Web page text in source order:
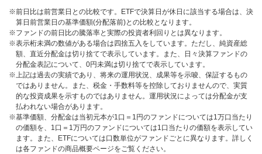
※前日比は前営業日との比較です。ETFで決算日が休日に該当する場合は、決
算日前営業日の基準価額(分配落前)との比較となります。
※ファンドの前日比の騰落率と実際の投資者利回りとは異なります。
※表示桁未満の数値がある場合は四捨五入をしています。ただし、純資産総
額、直近分配金は切り捨てで表示しています。また、日々決算ファンドの
分配金表記について、0円未満は切り捨てで表示しています。
※上記は過去の実績であり、将来の運用状況、成果等を示唆、保証するもの
ではありません。また、税金・手数料等を控除しておりませんので、実質
的な投資成果を示すものではありません。運用状況によっては分配金が支
払われない場合があります。
※基準価額、分配金は当初元本が1口＝1円のファンドについては1万口当たり
の価額を、1口＝1万円のファンドについては1口当たりの価額を表示してい
ます。また、ETFについては口数単位がファンドごとに異なります。詳しく
は各ファンドの商品概要ページをご覧ください。